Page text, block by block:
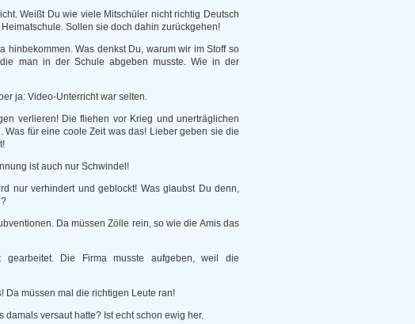
Weißt Du wie viele Mitschüler nicht richtig Deutsch
Sollen sie doch dahin zurückgehen!
hinbekommen. Was denkst Du, warum wir im Stoff so
man in der Schule abgeben musste. Wie in der
ja: Video-Unterricht war selten.
verlieren! Die fliehen vor Krieg und unerträglichen
für eine coole Zeit was das! Lieber geben sie die
ist auch nur Schwindel!
nur verhindert und geblockt! Was glaubst Du denn,
Da müssen Zölle rein, so wie die Amis das
Die Firma musste aufgeben, weil die
Da müssen mal die richtigen Leute ran!
damals versaut hatte? Ist echt schon ewig her.